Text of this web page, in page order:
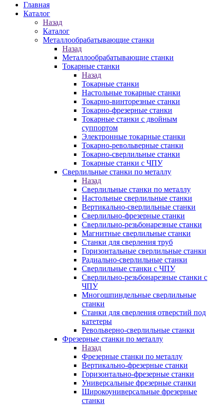
Главная
Каталог
Назад
Каталог
Металлообрабатывающие станки
Назад
Металлообрабатывающие станки
Токарные станки
Назад
Токарные станки
Настольные токарные станки
Токарно-винторезные станки
Токарно-фрезерные станки
Токарные станки с двойным
суппортом
Электронные токарные станки
Токарно-револьверные станки
Токарно-сверлильные станки
Токарные станки с ЧПУ
Сверлильные станки по металлу
Назад
Сверлильные станки по металлу
Настольные сверлильные станки
Вертикально-сверлильные станки
Сверлильно-фрезерные станки
Сверлильно-резьбонарезные станки
Магнитные сверлильные станки
Станки для сверления труб
Горизонтальные сверлильные станки
Радиально-сверлильные станки
Сверлильные станки с ЧПУ
Сверлильно-резьбонарезные станки с
ЧПУ
Многошпиндельные сверлильные
станки
Станки для сверления отверстий под
катетеры
Револьверно-сверлильные станки
Фрезерные станки по металлу
Назад
Фрезерные станки по металлу
Вертикально-фрезерные станки
Горизонтально-фрезерные станки
Универсальные фрезерные станки
Широкоуниверсальные фрезерные
станки